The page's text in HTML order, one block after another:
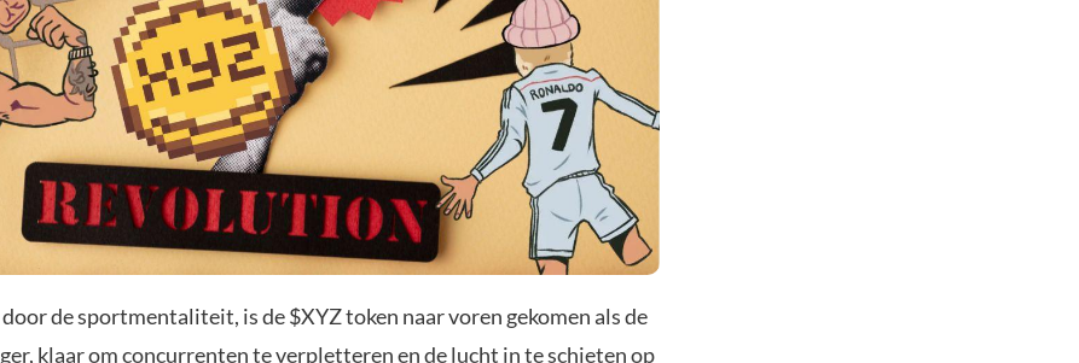
de sportmentaliteit, is de $XYZ token naar voren gekomen als de
klaar om concurrenten te verpletteren en de lucht in te schieten op